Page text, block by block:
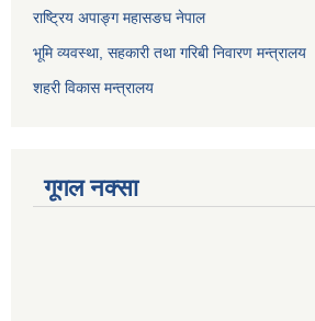
राष्ट्रिय अपाङ्ग महासङघ नेपाल
भूमि व्यवस्था, सहकारी तथा गरिबी निवारण मन्त्रालय
शहरी विकास मन्त्रालय
गूगल नक्सा